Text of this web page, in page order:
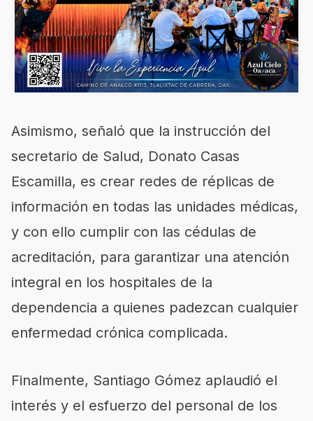
Asimismo, señaló que la instrucción del
secretario de Salud, Donato Casas
Escamilla, es crear redes de réplicas de
información en todas las unidades médicas,
y con ello cumplir con las cédulas de
acreditación, para garantizar una atención
integral en los hospitales de la
dependencia a quienes padezcan cualquier
enfermedad crónica complicada.
Finalmente, Santiago Gómez aplaudió el
interés y el esfuerzo del personal de los